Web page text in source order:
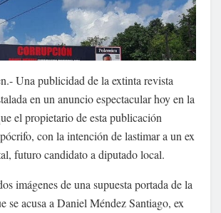
Una publicidad de la extinta revista
en un anuncio espectacular hoy en la
el propietario de esta publicación
con la intención de lastimar a un ex
futuro candidato a diputado local.
imágenes de una supuesta portada de la
se acusa a Daniel Méndez Santiago, ex